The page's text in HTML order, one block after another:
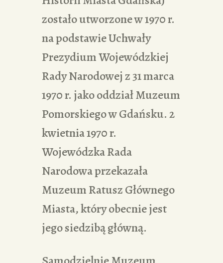
zostało utworzone w 1970 r.
na podstawie Uchwały
Prezydium Wojewódzkiej
Rady Narodowej z 31 marca
1970 r. jako oddział Muzeum
Pomorskiego w Gdańsku. 2
kwietnia 1970 r.
Wojewódzka Rada
Narodowa przekazała
Muzeum Ratusz Głównego
Miasta, który obecnie jest
jego siedzibą główną.